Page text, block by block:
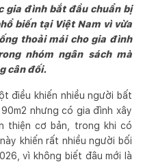
gia đình bắt đầu chuẩn bị
biến tại Việt Nam vì vừa
thoải mái cho gia đình
nhóm ngân sách mà
cân đối.
điều khiến nhiều người bất
nhưng có gia đình xây
thiện cơ bản, trong khi có
khiến rất nhiều người bối
vì không biết đâu mới là